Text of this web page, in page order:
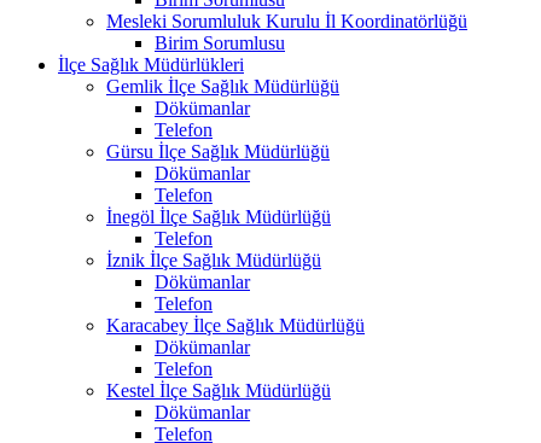
Mesleki Sorumluluk Kurulu İl Koordinatörlüğü
Birim Sorumlusu
İlçe Sağlık Müdürlükleri
Gemlik İlçe Sağlık Müdürlüğü
Dökümanlar
Telefon
Gürsu İlçe Sağlık Müdürlüğü
Dökümanlar
Telefon
İnegöl İlçe Sağlık Müdürlüğü
Telefon
İznik İlçe Sağlık Müdürlüğü
Dökümanlar
Telefon
Karacabey İlçe Sağlık Müdürlüğü
Dökümanlar
Telefon
Kestel İlçe Sağlık Müdürlüğü
Dökümanlar
Telefon